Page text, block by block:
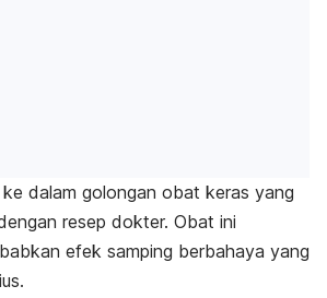
dalam golongan obat keras yang
resep dokter. Obat ini
efek samping berbahaya yang